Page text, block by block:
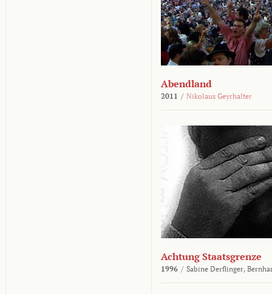
Abendland
2011 / Nikolaus Geyrhalter
Achtung Staatsgrenze
1996 / Sabine Derflinger,